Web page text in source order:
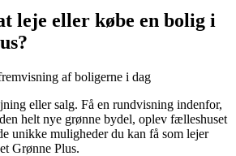
leje eller købe en bolig i
af boligerne i dag
eller salg. Få en rundvisning indenfor,
helt nye grønne bydel, oplev fælleshuset
unikke muligheder du kan få som lejer
Grønne Plus.